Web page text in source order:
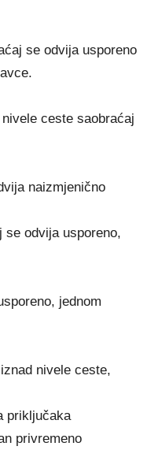
se odvija usporeno
ceste saobraćaj
naizmjenično
odvija usporeno,
jednom
nivele ceste,
priključaka
privremeno